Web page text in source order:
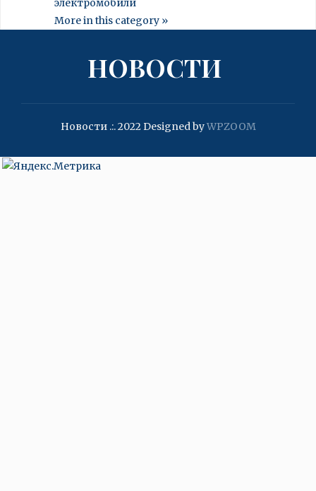
электромобили
More in this category »
НОВОСТИ
Новости .:. 2022Designed byWPZOOM